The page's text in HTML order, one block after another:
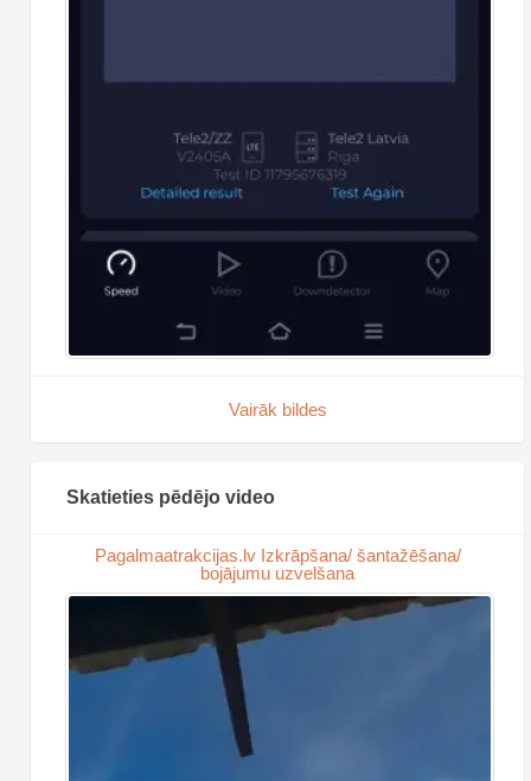
Vairāk bildes
Skatieties pēdējo video
Pagalmaatrakcijas.lv Izkrāpšana/ šantažēšana/
bojājumu uzvelšana